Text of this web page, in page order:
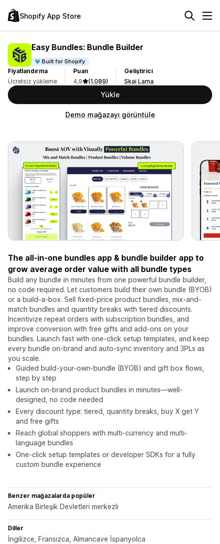
Shopify App Store
Easy Bundles: Bundle Builder
Built for Shopify
Fiyatlandırma
Ücretsiz yükleme
Puan
4,9
(1.089)
Geliştirici
Skai Lama
Yükle
Demo mağazayı görüntüle
The all-in-one bundles app & bundle builder app to
grow average order value with all bundle types
Build any bundle in minutes from one powerful bundle builder,
no code required. Let customers build their own bundle (BYOB)
or a build-a-box. Sell fixed-price product bundles, mix-and-
match bundles and quantity breaks with tiered discounts.
Incentivize repeat orders with subscription bundles, and
improve conversion with free gifts and add-ons on your
bundles. Launch fast with one-click setup templates, and keep
every bundle on-brand and auto-sync inventory and 3PLs as
you scale.
Guided build-your-own-bundle (BYOB) and gift box flows,
step by step
Launch on-brand product bundles in minutes—well-
designed, no code needed
Every discount type: tiered, quantity breaks, buy X get Y
and free gifts
Reach global shoppers with multi-currency and multi-
language bundles
One-click setup templates or developer SDKs for a fully
custom bundle experience
Benzer mağazalarda popüler
Amerika Birleşik Devletleri merkezli
Diller
İngilizce, Fransızca, Almancave İspanyolca